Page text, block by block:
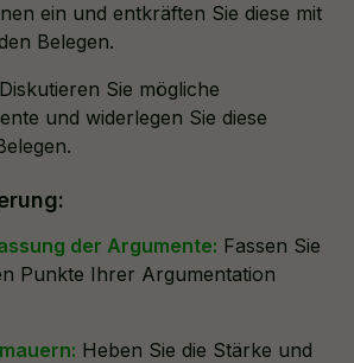
ein und entkräften Sie diese mit
Belegen.
Diskutieren Sie mögliche
und widerlegen Sie diese
der Argumente: Fassen Sie
Punkte Ihrer Argumentation
Heben Sie die Stärke und